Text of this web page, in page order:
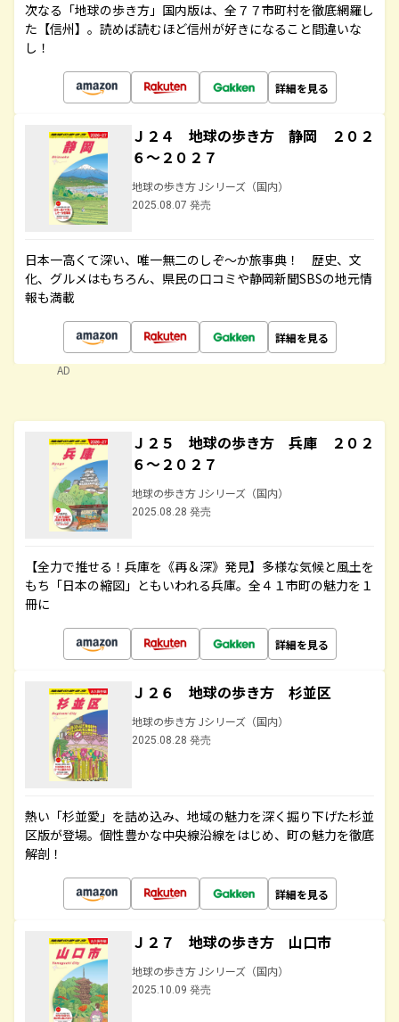
次なる「地球の歩き方」国内版は、全７７市町村を徹底網羅し
た【信州】。読めば読むほど信州が好きになること間違いな
し！
詳細を見る
Ｊ２４ 地球の歩き方 静岡 ２０２
６～２０２７
地球の歩き方 Jシリーズ（国内）
2025.08.07 発売
日本一高くて深い、唯一無二のしぞ～か旅事典！ 歴史、文
化、グルメはもちろん、県民の口コミや静岡新聞SBSの地元情
報も満載
詳細を見る
AD
Ｊ２５ 地球の歩き方 兵庫 ２０２
６～２０２７
地球の歩き方 Jシリーズ（国内）
2025.08.28 発売
【全力で推せる！兵庫を《再＆深》発見】多様な気候と風土を
もち「日本の縮図」ともいわれる兵庫。全４１市町の魅力を１
冊に
詳細を見る
Ｊ２６ 地球の歩き方 杉並区
地球の歩き方 Jシリーズ（国内）
2025.08.28 発売
熱い「杉並愛」を詰め込み、地域の魅力を深く掘り下げた杉並
区版が登場。個性豊かな中央線沿線をはじめ、町の魅力を徹底
解剖！
詳細を見る
Ｊ２７ 地球の歩き方 山口市
地球の歩き方 Jシリーズ（国内）
2025.10.09 発売